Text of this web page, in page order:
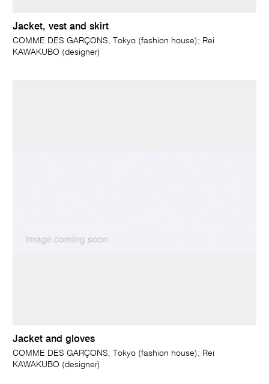
Jacket, vest and skirt
COMME DES GARÇONS, Tokyo (fashion house); Rei
KAWAKUBO (designer)
Jacket and gloves
COMME DES GARÇONS, Tokyo (fashion house); Rei
KAWAKUBO (designer)